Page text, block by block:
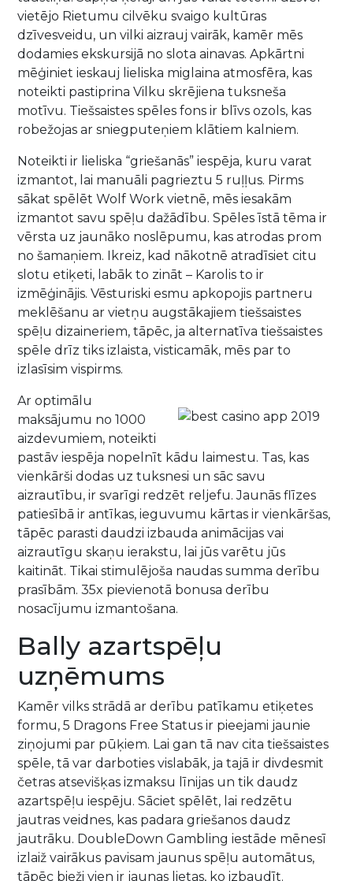
vietējo Rietumu cilvēku svaigo kultūras
dzīvesveidu, un vilki aizrauj vairāk, kamēr mēs
dodamies ekskursijā no slota ainavas. Apkārtni
mēģiniet ieskauj lieliska miglaina atmosfēra, kas
noteikti pastiprina Vilku skrējiena tuksneša
motīvu. Tiešsaistes spēles fons ir blīvs ozols, kas
robežojas ar sniegputeņiem klātiem kalniem.
Noteikti ir lieliska “griešanās” iespēja, kuru varat
izmantot, lai manuāli pagrieztu 5 ruļļus. Pirms
sākat spēlēt Wolf Work vietnē, mēs iesakām
izmantot savu spēļu dažādību. Spēles īstā tēma ir
vērsta uz jaunāko noslēpumu, kas atrodas prom
no šamaņiem. Ikreiz, kad nākotnē atradīsiet citu
slotu etiķeti, labāk to zināt – Karolis to ir
izmēģinājis. Vēsturiski esmu apkopojis partneru
meklēšanu ar vietņu augstākajiem tiešsaistes
spēļu dizaineriem, tāpēc, ja alternatīva tiešsaistes
spēle drīz tiks izlaista, visticamāk, mēs par to
izlasīsim vispirms.
Ar optimālu
maksājumu no 1000
aizdevumiem, noteikti
pastāv iespēja nopelnīt kādu laimestu. Tas, kas
vienkārši dodas uz tuksnesi un sāc savu
aizrautību, ir svarīgi redzēt reljefu. Jaunās flīzes
patiesībā ir antīkas, ieguvumu kārtas ir vienkāršas,
tāpēc parasti daudzi izbauda animācijas vai
aizrautīgu skaņu ierakstu, lai jūs varētu jūs
kaitināt. Tikai stimulējoša naudas summa derību
prasībām. 35x pievienotā bonusa derību
nosacījumu izmantošana.
Bally azartspēļu
uzņēmums
Kamēr vilks strādā ar derību patīkamu etiķetes
formu, 5 Dragons Free Status ir pieejami jaunie
ziņojumi par pūķiem. Lai gan tā nav cita tiešsaistes
spēle, tā var darboties vislabāk, ja tajā ir divdesmit
četras atsevišķas izmaksu līnijas un tik daudz
azartspēļu iespēju. Sāciet spēlēt, lai redzētu
jautras veidnes, kas padara griešanos daudz
jautrāku. DoubleDown Gambling iestāde mēnesī
izlaiž vairākus pavisam jaunus spēļu automātus,
tāpēc bieži vien ir jaunas lietas, ko izbaudīt.